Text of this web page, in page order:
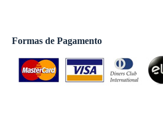
Formas de Pagamento